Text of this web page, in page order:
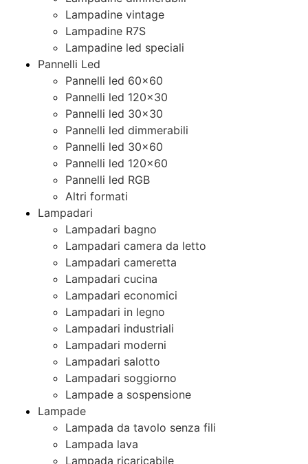
Lampadine vintage
Lampadine R7S
Lampadine led speciali
Pannelli Led
Pannelli led 60×60
Pannelli led 120×30
Pannelli led 30×30
Pannelli led dimmerabili
Pannelli led 30×60
Pannelli led 120×60
Pannelli led RGB
Altri formati
Lampadari
Lampadari bagno
Lampadari camera da letto
Lampadari cameretta
Lampadari cucina
Lampadari economici
Lampadari in legno
Lampadari industriali
Lampadari moderni
Lampadari salotto
Lampadari soggiorno
Lampade a sospensione
Lampade
Lampada da tavolo senza fili
Lampada lava
Lampada ricaricabile